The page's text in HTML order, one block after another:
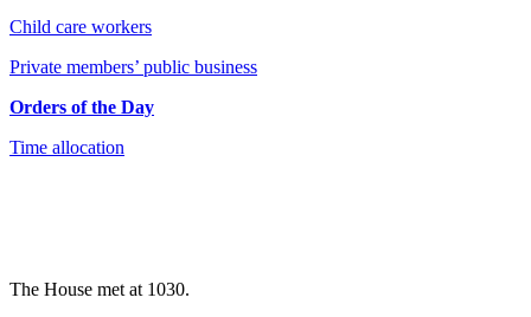
Child care workers
Private members’ public business
Orders of the Day
Time allocation
The House met at 1030.